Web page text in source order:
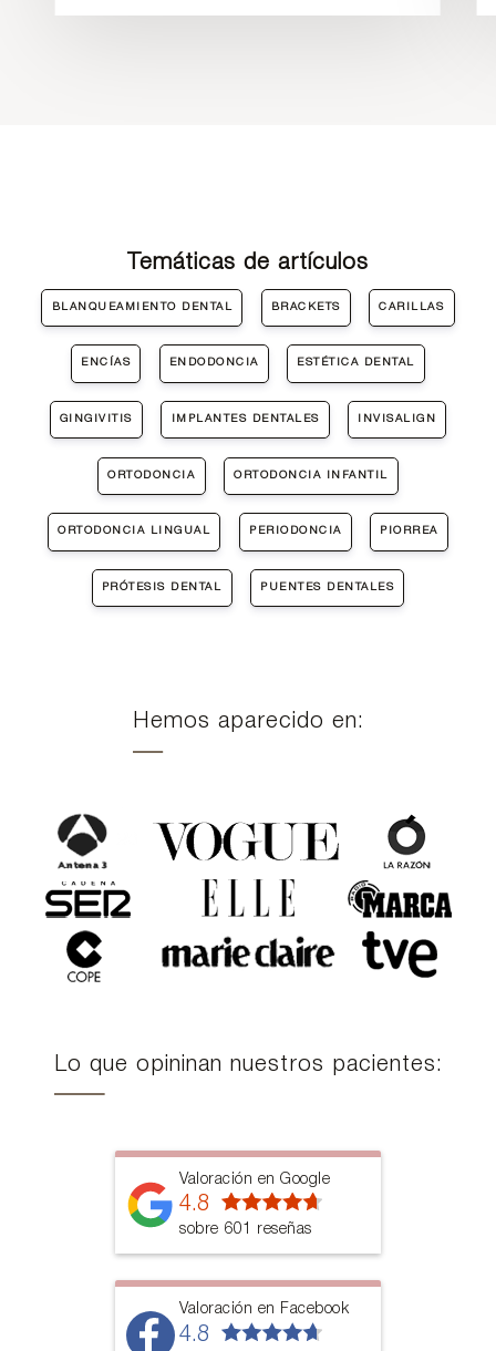
Temáticas de artículos
BLANQUEAMIENTO DENTAL BRACKETS CARILLAS
ENCÍAS ENDODONCIA ESTÉTICA DENTAL
GINGIVITIS IMPLANTES DENTALES INVISALIGN
ORTODONCIA ORTODONCIA INFANTIL
ORTODONCIA LINGUAL PERIODONCIA PIORREA
PRÓTESIS DENTAL PUENTES DENTALES
Hemos aparecido en:
Lo que opininan nuestros pacientes:
Valoración en Google
4.8
sobre 601 reseñas
Valoración en Facebook
4.8